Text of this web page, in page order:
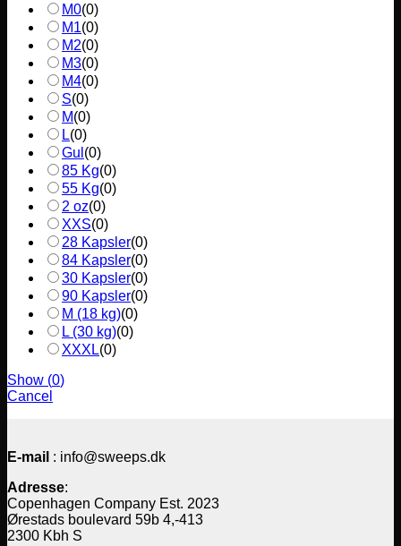
M0(0)
M1(0)
M2(0)
M3(0)
M4(0)
S(0)
M(0)
L(0)
Gul (0)
85 Kg(0)
55 Kg(0)
2 oz(0)
XXS(0)
28 Kapsler(0)
84 Kapsler(0)
30 Kapsler(0)
90 Kapsler(0)
M (18 kg)(0)
L (30 kg)(0)
XXXL(0)
Show (0)
Cancel
E-mail : info@sweeps.dk
Adresse:
Copenhagen Company Est. 2023
Ørestads boulevard 59b 4,-413
2300 Kbh S